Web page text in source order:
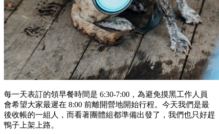
每一天表訂的領早餐時間是 6:30-7:00，為避免摸黑工作人員
會希望大家最遲在 8:00 前離開營地開始行程。今天我們是最
後收帳的一組人，而看著團體組都準備出發了，我們也只好趕
鴨子上架上路。